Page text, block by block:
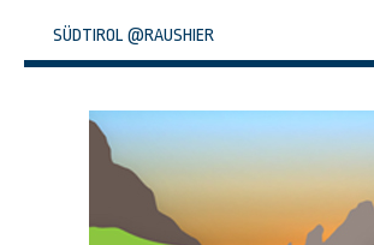
SÜDTIROL @RAUSHIER